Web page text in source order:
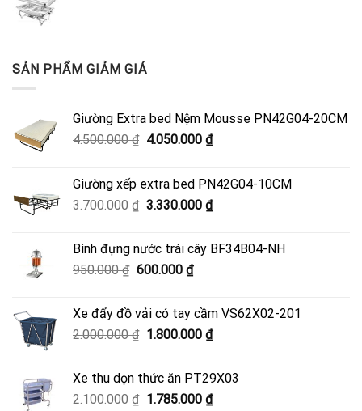
SẢN PHẨM GIẢM GIÁ
Giường Extra bed Nệm Mousse PN42G04-20CM
4.500.000₫ Giá
4.500.000 ₫.
4.050.000 ₫Giá
là:
4.050.000 ₫.
Giường xếp extra bed PN42G04-10CM
3.700.000₫ Giá
3.700.000 ₫.
3.330.000 ₫Giá
là:
Bình đựng nước trái cây BF34B04-NH
950.000₫ Giá
950.000 ₫.
600.000 ₫Giá
là:
600.000 ₫.
Xe đẩy đồ vải có tay cầm VS62X02-201
2.000.000₫ Giá
2.000.000 ₫.
1.800.000 ₫Giá
là:
1.800.000 ₫.
Xe thu dọn thức ăn PT29X03
2.100.000₫ Giá
1.785.000 ₫Giá